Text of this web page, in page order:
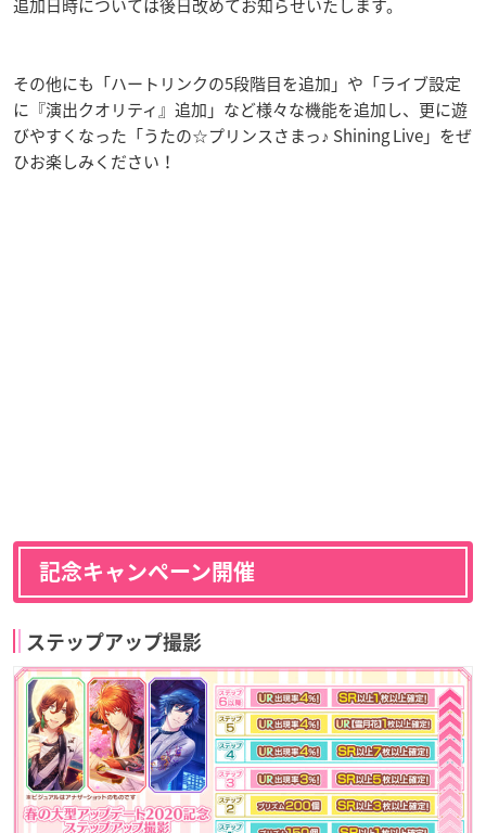
追加日時については後日改めてお知らせいたします。
その他にも「ハートリンクの5段階目を追加」や「ライブ設定
に『演出クオリティ』追加」など様々な機能を追加し、更に遊
びやすくなった「うたの☆プリンスさまっ♪ Shining Live」をぜ
ひお楽しみください！
記念キャンペーン開催
ステップアップ撮影